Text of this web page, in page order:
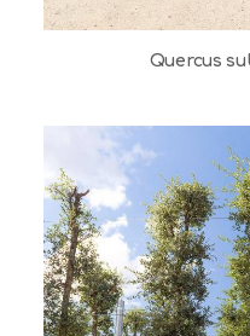
Quercus